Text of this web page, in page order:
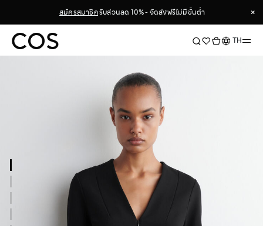
สมัครสมาชิกรับส่วนลด 10% - จัดส่งฟรีไม่มีขั้นต่ำ
×
×
ภาษาTH